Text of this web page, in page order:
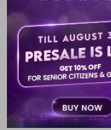
खुली फ़ज़ा
नहीं बनाते
अर्श सिद्दीक़ी